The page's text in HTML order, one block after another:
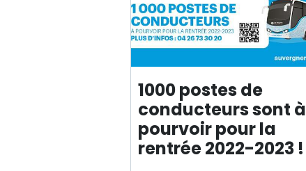
1000 postes de
conducteurs sont à
pourvoir pour la
rentrée 2022-2023 !